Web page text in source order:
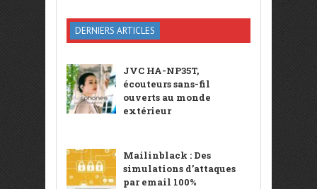
DERNIERS ARTICLES
JVC HA-NP35T,
écouteurs sans-fil
ouverts au monde
extérieur
Mailinblack : Des
simulations d’attaques
par email 100%